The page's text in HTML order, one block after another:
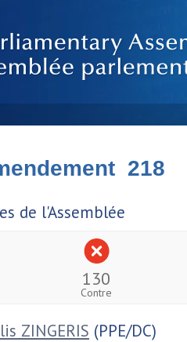
218
de l'Assemblée
130
Contre
ZINGERIS (PPE/DC)